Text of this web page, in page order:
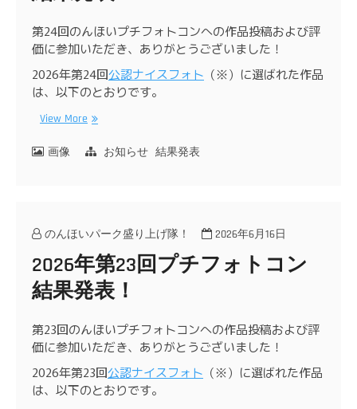
第24回のんほいプチフォトコンへの作品投稿および評
価に参加いただき、ありがとうございました！
2026年第24回公認ナイスフォト （※）に選ばれた作品
は、以下のとおりです。
View More
画像 お知らせ 結果発表
のんほいパーク盛り上げ隊！ 2026年6月16日
2026年第23回プチフォトコン
結果発表！
第23回のんほいプチフォトコンへの作品投稿および評
価に参加いただき、ありがとうございました！
2026年第23回公認ナイスフォト （※）に選ばれた作品
は、以下のとおりです。